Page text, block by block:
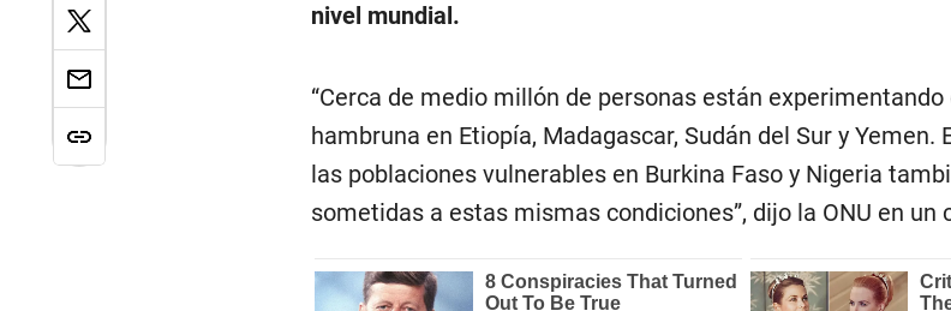
nivel mundial.
“Cerca de medio millón de personas están
hambruna en Etiopía, Madagascar, Sudán del Sur y Yemen.
las poblaciones vulnerables en Burkina Faso y Nigeria
sometidas a estas mismas condiciones”, dijo la ONU en un